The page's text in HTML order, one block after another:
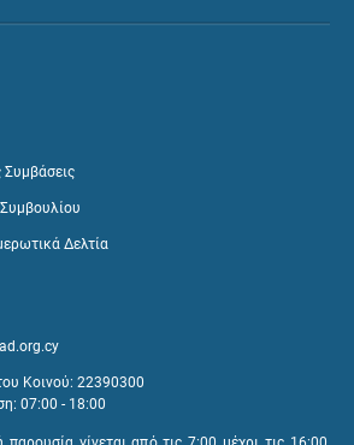
Συμβάσεις
Δελτία
Κοινού: 22390300
07:00 - 18:00